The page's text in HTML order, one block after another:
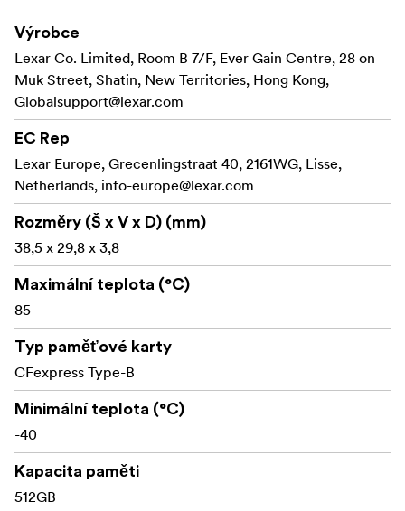
Max. rychlost čtení: 3600 MB/s
Max. rychlost zápisu: 3300 MB/s
Stálá rychlost zápisu: 3000 MB/s
S certifikací IP5X pro ochranu proti prachu
Odolný proti nárazům / vibracím / teplotám
Odolný proti opotřebení / stlačení / ohybu
Omezená doživotní záruka
Impressive Pro Performance
poskytuje maximální rychlost čtení 3600 MB/s a
maximální rychlost zápisu 3000 MB/s, abyste mohli
zachytit živé a rychlé akční záběry a poté je výkonně
zpracovat po dokončení produkce.
Úžasné trvalé rychlosti zápisu
3000 MB/s vám umožní natáčet video v komerční kvalitě
bez výpadků snímků a pořizovat fotografie bez
zadrhávání v sériovém režimu, snímek za snímkem.
Výrobce
Lexar Co. Limited, Room B 7/F, Ever Gain Centre, 28 on
Muk Street, Shatin, New Territories, Hong Kong,
Globalsupport@lexar.com
EC Rep
Lexar Europe, Grecenlingstraat 40, 2161WG, Lisse,
Netherlands, info-europe@lexar.com
Rozměry (Š x V x D) (mm)
38,5 x 29,8 x 3,8
Maximální teplota (°C)
85
Typ paměťové karty
CFexpress Type-B
Minimální teplota (°C)
-40
Kapacita paměti
512GB